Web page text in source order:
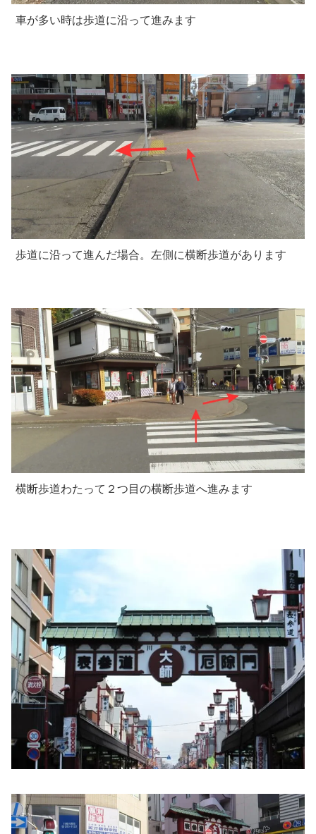
車が多い時は歩道に沿って進みます
歩道に沿って進んだ場合。左側に横断歩道があります
横断歩道わたって２つ目の横断歩道へ進みます